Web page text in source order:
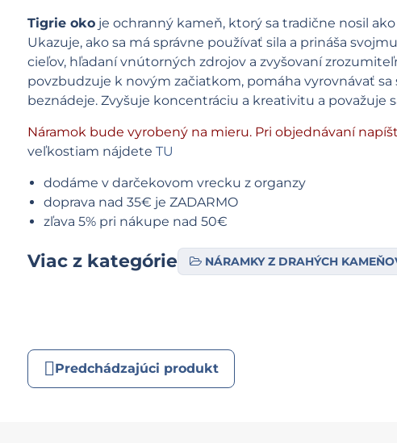
Tigrie okoje ochranný kameň, ktorý sa tradične nosil
Ukazuje, ako sa má správne používať sila a prináša
cieľov, hľadaní vnútorných zdrojov a zvyšovaní
povzbudzuje k novým začiatkom, pomáha vyrovnávať
beznádeje. Zvyšuje koncentráciu a kreativitu a považuje
Náramok bude vyrobený na mieru. Pri objednávaní
veľkostiam nájdete TU
dodáme v darčekovom vrecku z organzy
doprava nad 35€ je ZADARMO
zľava 5% pri nákupe nad 50€
Viac z kategórie NÁRAMKY Z DRAHÝCH
Predchádzajúci produkt